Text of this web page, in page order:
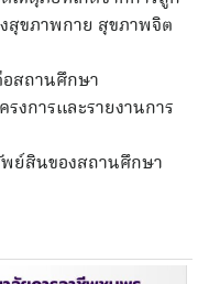
สุขภาพกาย สุขภาพจิต
สถานศึกษา
งการและรายงานการ
ย์สินของสถานศึกษา